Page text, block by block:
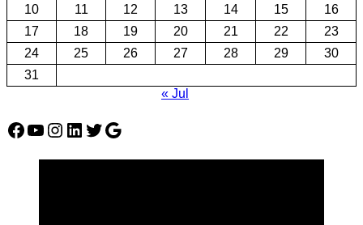
10
11 12 13 14 15
16
17
18 19 20 21 22
23
24
25 26 27 28 29
30
31
« Jul
Facebook
YouTube
Instagram
LinkedIn
Twitter
Google